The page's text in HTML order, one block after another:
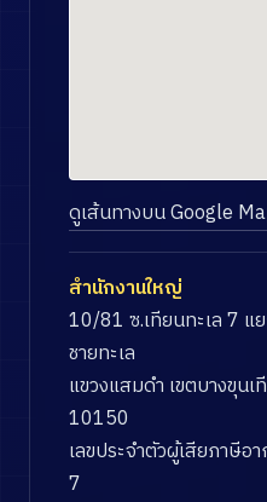
ดูเส้นทางบน Google
สำนักงานใหญ่
10/81 ซ.เทียนทะเล 7 แ
ชายทะเล
แขวงแสมดำ เขตบางขุน
10150
เลขประจำตัวผู้เสียภาษี
7